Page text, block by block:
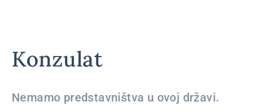
Konzulat
Nemamo predstavništva u ovoj državi.